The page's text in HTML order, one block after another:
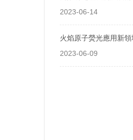
2023-06-14
火焰原子熒光應用新
2023-06-09